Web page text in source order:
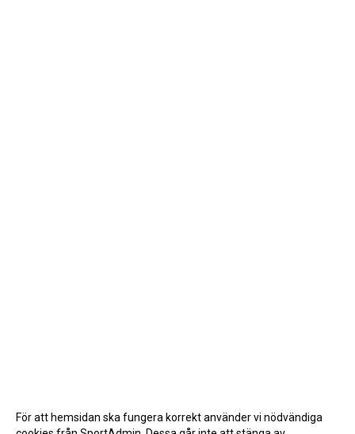
För att hemsidan ska fungera korrekt använder vi nödvändiga